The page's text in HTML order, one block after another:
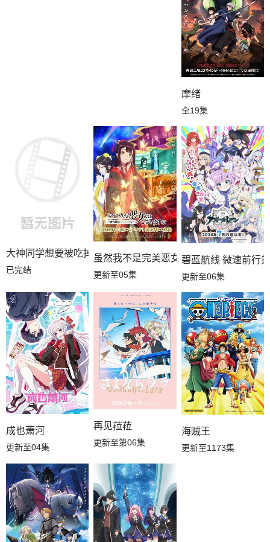
摩绪
全19集
大神同学想要被吃掉BD版
已完结
虽然我不是完美恶女～雏宫蝶鼠替换传～
更新至05集
碧蓝航线 微速前行
更新至06集
成也萧河
更新至04集
再见菈菈
更新至第06集
海贼王
更新至1173集